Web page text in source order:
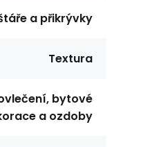
a přikrývky
Textura
bytové
a ozdoby